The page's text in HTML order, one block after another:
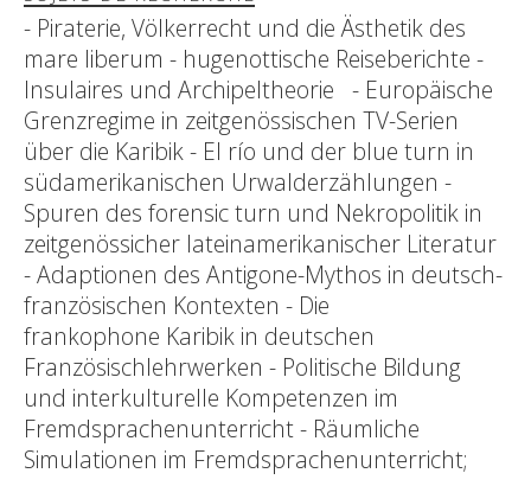
- Piraterie, Völkerrecht und die Ästhetik des
mare liberum - hugenottische Reiseberichte -
Insulaires und Archipeltheorie - Europäische
Grenzregime in zeitgenössischen TV-Serien
über die Karibik - El río und der blue turn in
südamerikanischen Urwalderzählungen -
Spuren des forensic turn und Nekropolitik in
zeitgenössicher lateinamerikanischer Literatur
- Adaptionen des Antigone-Mythos in deutsch-
französischen Kontexten - Die
frankophone Karibik in deutschen
Französischlehrwerken - Politische Bildung
und interkulturelle Kompetenzen im
Fremdsprachenunterricht - Räumliche
Simulationen im Fremdsprachenunterricht;